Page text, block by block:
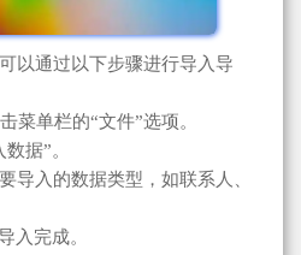
以通过以下步骤进行导入导
菜单栏的“文件”选项。
据”。
导入的数据类型，如联系人、
入完成。